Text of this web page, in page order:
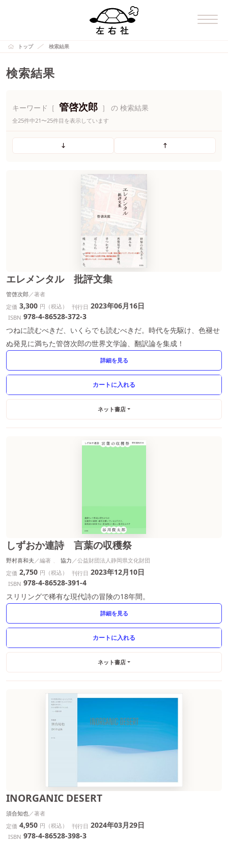
トップ 検索結果
検索結果
キーワード［ 管啓次郎 ］ の 検索結果
全25件中21〜25件目を表示しています
エレメンタル 批評文集
管啓次郎
定価 3,300 円（税込） 刊行日 2023年06月16日
ISBN 978-4-86528-372-3
つねに読むべきだ、いくらでも読むべきだ。時代を先駆け、色褪せ
ぬ発見に満ちた管啓次郎の世界文学論、翻訳論を集成！
詳細を見る
ネット書店
しずおか連詩 言葉の収穫祭
野村喜和夫
協力
定価 2,750 円（税込） 刊行日 2023年12月10日
ISBN 978-4-86528-391-4
スリリングで稀有な現代詩の冒険の18年間。
詳細を見る
ネット書店
INORGANIC DESERT
須合知也
定価 4,950 円（税込） 刊行日 2024年03月29日
ISBN 978-4-86528-398-3